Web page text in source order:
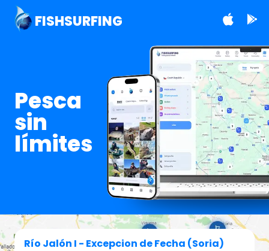
FISHSURFING
Pesca
sin
límites
Río Jalón I - Excepcion de Fecha (Soria)